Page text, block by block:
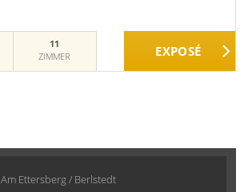
11
ZIMMER
Am Ettersberg / Berlstedt